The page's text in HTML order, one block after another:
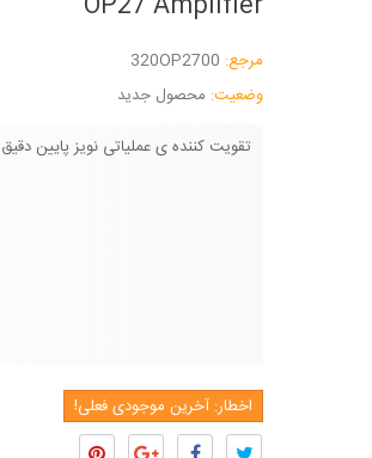
مرجع: 320OP2700
وضعیت: محصول جدید
تقویت کننده ی عملیاتی نویز پایین دقیق
اخطار: آخرین موجودی فعلی!